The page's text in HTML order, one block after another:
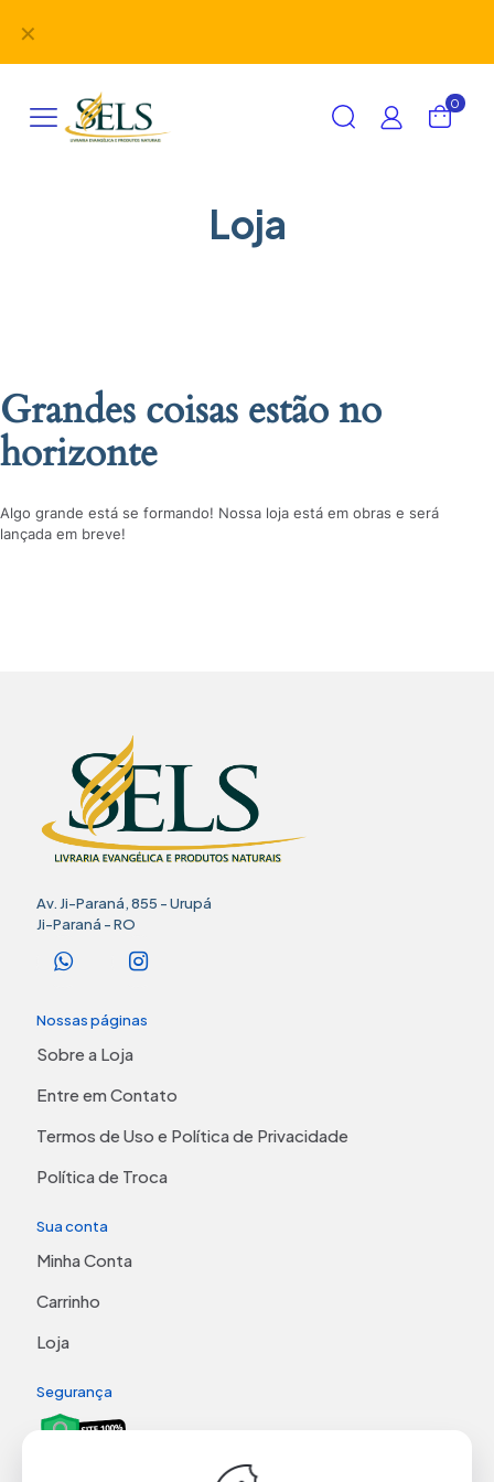
✕
0
Loja
Grandes coisas estão no
horizonte
Algo grande está se formando! Nossa loja está em obras e será
lançada em breve!
Av. Ji-Paraná, 855 - Urupá
Ji-Paraná - RO
Nossas páginas
Sobre a Loja
Entre em Contato
Termos de Uso e Política de Privacidade
Política de Troca
Sua conta
Minha Conta
Carrinho
Loja
Segurança